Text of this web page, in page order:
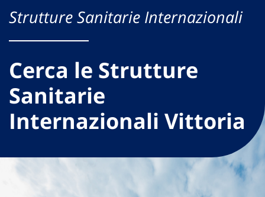
Strutture Sanitarie Internazionali
Cerca le Strutture
Sanitarie
Internazionali Vittoria